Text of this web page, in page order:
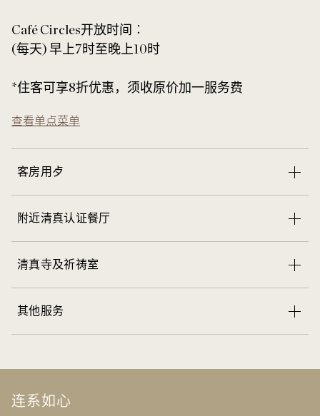
Café Circles开放时间︰
(每天) 早上7时至晚上10时
*住客可享8折优惠，须收原价加一服务费
查看单点菜单
客房用歺
附近清真认证餐厅
清真寺及祈祷室
其他服务
连系如心